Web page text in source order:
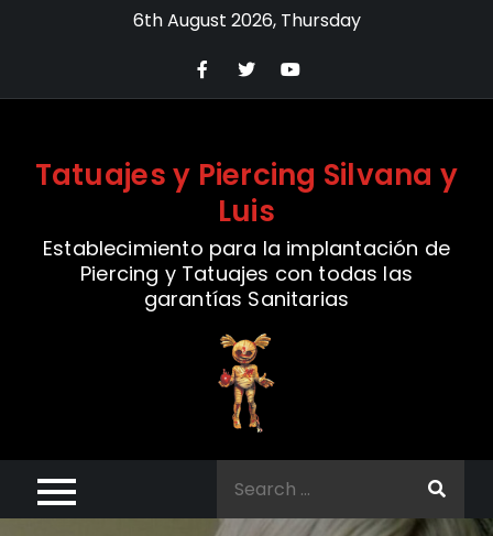
6th August 2026, Thursday
Tatuajes y Piercing Silvana y
Luis
Establecimiento para la implantación de
Piercing y Tatuajes con todas las
garantías Sanitarias